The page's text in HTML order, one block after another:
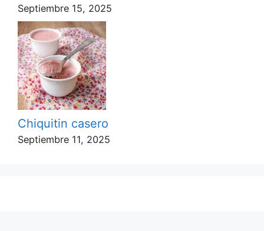
Septiembre 15, 2025
Chiquitin casero
Septiembre 11, 2025